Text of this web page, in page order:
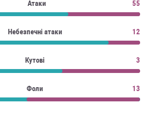
Атаки 55
Небезпечні атаки 12
Кутові 3
Фоли 13